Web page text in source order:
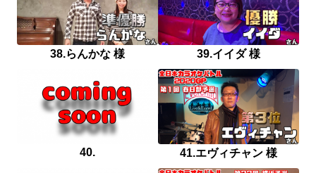
38.らんかな 様 39.イイダ 様
40. 41.エヴィチャン 様